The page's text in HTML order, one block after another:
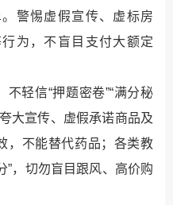
警惕虚假宣传、虚标房
为，不盲目支付大额定
轻信“押题密卷”“满分秘
夸大宣传、虚假承诺商品及
，不能替代药品；各类教
”，切勿盲目跟风、高价购